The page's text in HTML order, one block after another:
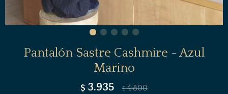
Pantalón Sastre Cashmire - Azul
Marino
$ 3.935 $ 4.800